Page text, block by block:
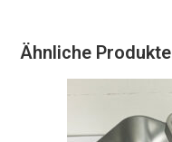
Ähnliche Produkte